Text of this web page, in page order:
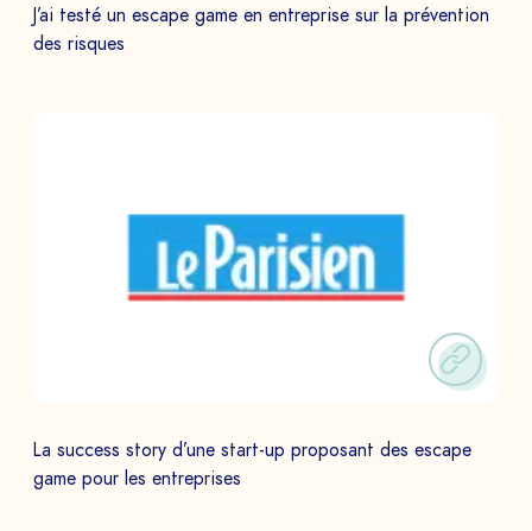
J’ai testé un escape game en entreprise sur la prévention
des risques
La success story d’une start-up proposant des escape
game pour les entreprises